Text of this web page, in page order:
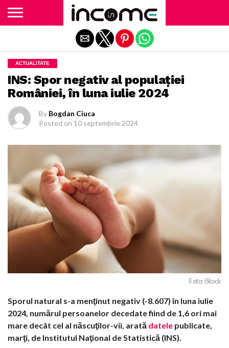
ACTUALITATE
INS: Spor negativ al populaţiei
României, în luna iulie 2024
By Bogdan Ciuca
Posted on 10 septembrie 2024
Foto: iStock
Sporul natural s-a menţinut negativ (-8.607) în luna iulie
2024, numărul persoanelor decedate fiind de 1,6 ori mai
mare decât cel al născuţilor-vii, arată datele publicate,
marţi, de Institutul Naţional de Statistică (INS).
Exit mobile version